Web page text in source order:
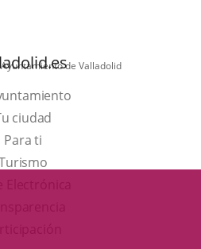
de Valladolid
ciudad
Para ti
Este